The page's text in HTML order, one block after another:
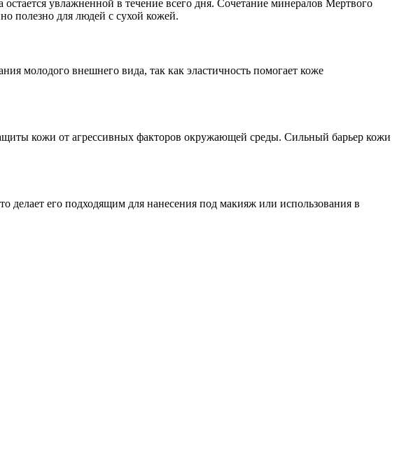
увлажненной в течение всего дня. Сочетание минералов Мертвого
полезно для людей с сухой кожей.
молодого внешнего вида, так как эластичность помогает коже
кожи от агрессивных факторов окружающей среды. Сильный барьер кожи
делает его подходящим для нанесения под макияж или использования в